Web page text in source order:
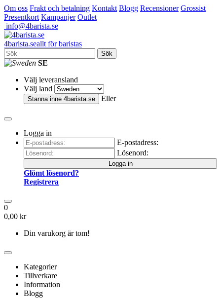
Om oss Frakt och betalning Kontakt Blogg Recensioner Grossist
Presentkort Kampanjer Outlet
info@4barista.se
4barista.seallt för baristas
Sök
SE
Välj leveransland
Välj land
Stanna inne 4barista.se Eller
Logga in
E-postadress:
Lösenord:
Logga in
Glömt lösenord?
Registrera
0
0,00 kr
Din varukorg är tom!
Kategorier
Tillverkare
Information
Blogg